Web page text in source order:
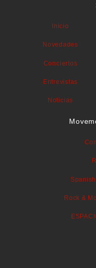
Inicio
Novedades
Conciertos
Entrevistas
Noticias
Rock &